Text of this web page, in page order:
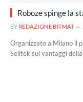
Roboze spinge la
BY REDAZIONE BITMAT
Organizzato a Milano il
Selltek sui vantaggi